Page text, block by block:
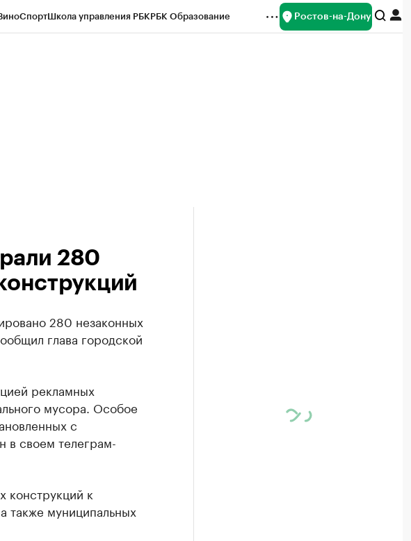
СпортШкола управления РБКРБК Образование Ростов-на-Дону
280
280 незаконных
глава городской
рекламных
мусора. Особое
с
в своем телеграм-
конструкций к
также муниципальных